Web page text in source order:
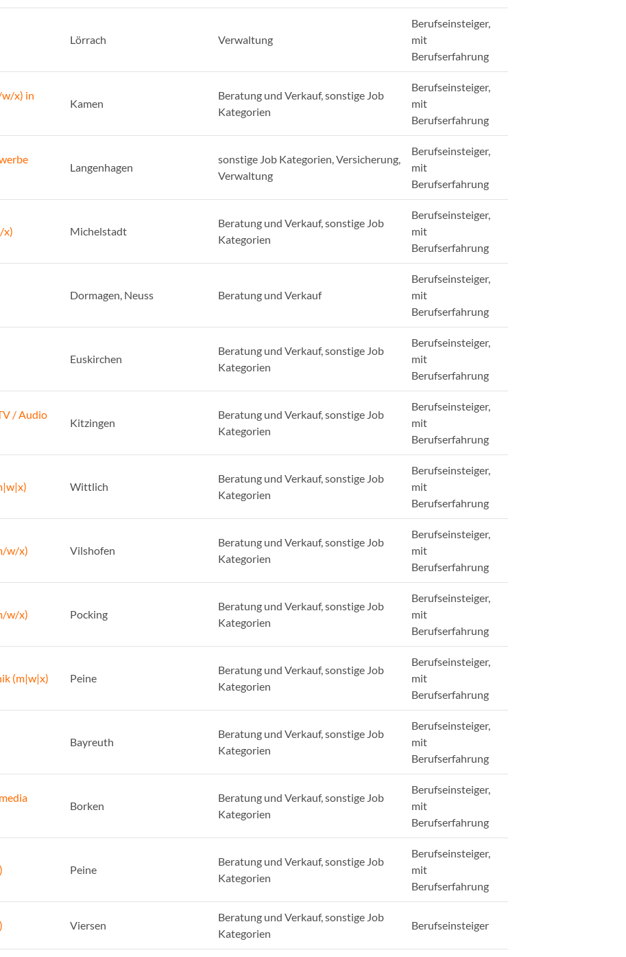
Lörrach Verwaltung
Berufseinsteiger,
mit
Berufserfahrung
x) in
Kamen
Beratung und Verkauf, sonstige Job
Kategorien
Berufseinsteiger,
mit
Berufserfahrung
Langenhagen
sonstige Job Kategorien, Versicherung,
Verwaltung
Berufseinsteiger,
mit
Berufserfahrung
x) Michelstadt
Beratung und Verkauf, sonstige Job
Kategorien
Berufseinsteiger,
mit
Berufserfahrung
Dormagen, Neuss Beratung und Verkauf
Berufseinsteiger,
mit
Berufserfahrung
Euskirchen
Beratung und Verkauf, sonstige Job
Kategorien
Berufseinsteiger,
mit
Berufserfahrung
/ Audio
Kitzingen
Beratung und Verkauf, sonstige Job
Kategorien
Berufseinsteiger,
mit
Berufserfahrung
Wittlich
Beratung und Verkauf, sonstige Job
Kategorien
Berufseinsteiger,
mit
Berufserfahrung
w/x) Vilshofen
Beratung und Verkauf, sonstige Job
Kategorien
Berufseinsteiger,
mit
Berufserfahrung
w/x) Pocking
Beratung und Verkauf, sonstige Job
Kategorien
Berufseinsteiger,
mit
Berufserfahrung
(m|w|x) Peine
Beratung und Verkauf, sonstige Job
Kategorien
Berufseinsteiger,
mit
Berufserfahrung
Bayreuth
Beratung und Verkauf, sonstige Job
Kategorien
Berufseinsteiger,
mit
Berufserfahrung
Borken
Beratung und Verkauf, sonstige Job
Kategorien
Berufseinsteiger,
mit
Berufserfahrung
Peine
Beratung und Verkauf, sonstige Job
Kategorien
Berufseinsteiger,
mit
Berufserfahrung
Viersen
Beratung und Verkauf, sonstige Job
Kategorien
Berufseinsteiger